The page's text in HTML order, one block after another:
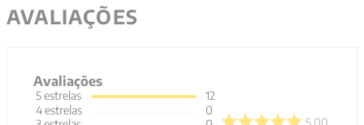
AVALIAÇÕES
Avaliações
5estrelas
4estrelas
12
0
5.00